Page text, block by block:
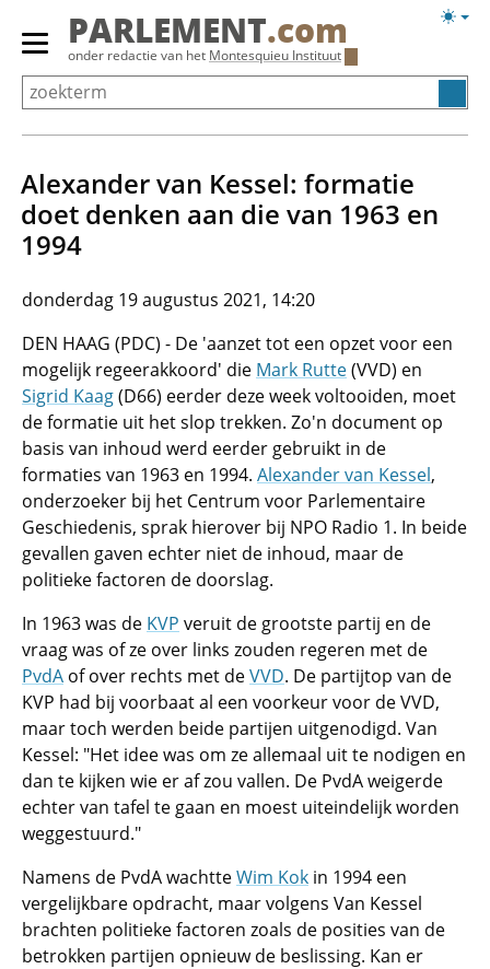
Overslaan
Primair
menu
tonen/verbergen
PARLEMENT.com
onder redactie van het Montesquieu Instituut
Alexander van Kessel: formatie
doet denken aan die van 1963 en
1994
donderdag 19 augustus 2021, 14:20
DEN HAAG (PDC) - De 'aanzet tot een opzet voor een
mogelijk regeerakkoord' die Mark Rutte(VVD) en
Sigrid Kaag(D66) eerder deze week voltooiden, moet
de formatie uit het slop trekken. Zo'n document op
basis van inhoud werd eerder gebruikt in de
formaties van 1963 en 1994. Alexander van Kessel,
onderzoeker bij het Centrum voor Parlementaire
Geschiedenis, sprak hierover bij NPO Radio 1. In beide
gevallen gaven echter niet de inhoud, maar de
politieke factoren de doorslag.
In 1963 was de KVP veruit de grootste partij en de
vraag was of ze over links zouden regeren met de
PvdA of over rechts met deVVD. De partijtop van de
KVP had bij voorbaat al een voorkeur voor de VVD,
maar toch werden beide partijen uitgenodigd. Van
Kessel: "Het idee was om ze allemaal uit te nodigen en
dan te kijken wie er af zou vallen. De PvdA weigerde
echter van tafel te gaan en moest uiteindelijk worden
weggestuurd."
Namens de PvdA wachtteWim Kok in 1994 een
vergelijkbare opdracht, maar volgens Van Kessel
brachten politieke factoren zoals de posities van de
betrokken partijen opnieuw de beslissing. Kan er